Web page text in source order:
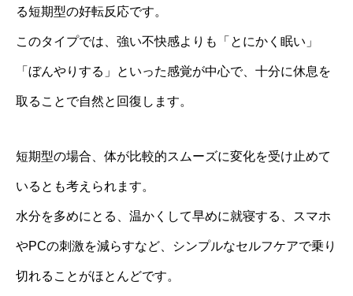
る短期型の好転反応です。
このタイプでは、強い不快感よりも「とにかく眠い」
「ぼんやりする」といった感覚が中心で、十分に休息を
取ることで自然と回復します。
短期型の場合、体が比較的スムーズに変化を受け止めて
いるとも考えられます。
水分を多めにとる、温かくして早めに就寝する、スマホ
やPCの刺激を減らすなど、シンプルなセルフケアで乗り
切れることがほとんどです。